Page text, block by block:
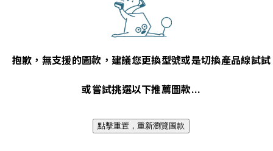
抱歉，無支援的圖款，建議您更換型號或是切換產品線試試
或嘗試挑選以下推薦圖款...
點擊重置，重新瀏覽圖款